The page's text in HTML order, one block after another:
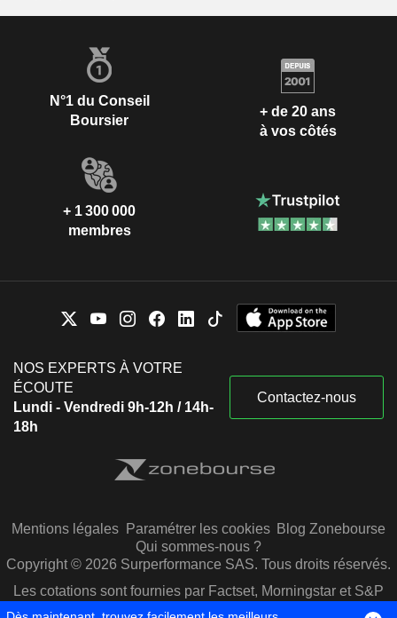
N°1 du Conseil
Boursier
+ de 20 ans
à vos côtés
+ 1 300 000
membres
NOS EXPERTS À VOTRE
ÉCOUTE
Lundi - Vendredi 9h-12h / 14h-
18h
Contactez-nous
Mentions légales Paramétrer les cookies Blog Zonebourse
Qui sommes-nous ?
Copyright © 2026 Surperformance SAS. Tous droits réservés.
Les cotations sont fournies par Factset, Morningstar et S&P
Capital IQ